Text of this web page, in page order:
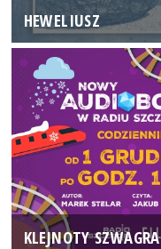
HEWELIUSZ
KLEJNOTY SZWAGRA